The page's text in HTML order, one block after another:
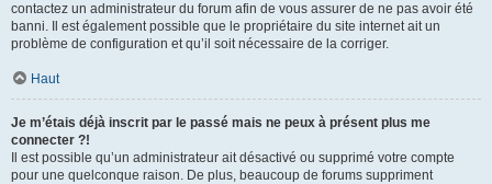
contactez un administrateur du forum afin de vous assurer de ne pas avoir été
banni. Il est également possible que le propriétaire du site internet ait un
problème de configuration et qu’il soit nécessaire de la corriger.
Haut
Je m’étais déjà inscrit par le passé mais ne peux à présent plus me
connecter ?!
Il est possible qu’un administrateur ait désactivé ou supprimé votre compte
pour une quelconque raison. De plus, beaucoup de forums suppriment